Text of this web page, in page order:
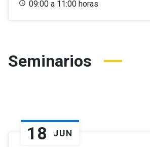
09:00 a 11:00 horas
Seminarios
18 JUN